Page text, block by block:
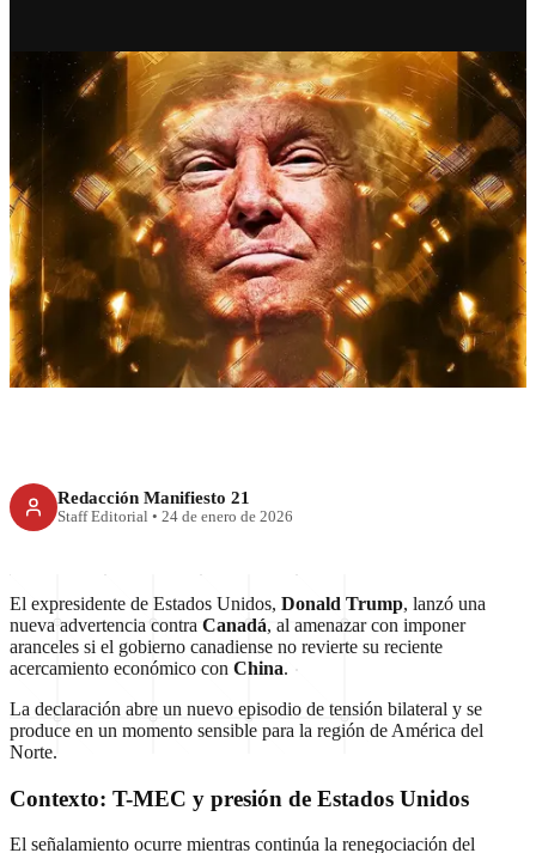
RECIENTE
Trump amenaza con aranceles
a Canadá por su acercamiento
económico con China
Redacción Manifiesto 21
Staff Editorial • 24 de enero de 2026
El expresidente de Estados Unidos, Donald Trump, lanzó una
nueva advertencia contra Canadá, al amenazar con imponer
aranceles si el gobierno canadiense no revierte su reciente
acercamiento económico con China.
La declaración abre un nuevo episodio de tensión bilateral y se
produce en un momento sensible para la región de América del
Norte.
Contexto: T-MEC y presión de Estados Unidos
El señalamiento ocurre mientras continúa la renegociación del